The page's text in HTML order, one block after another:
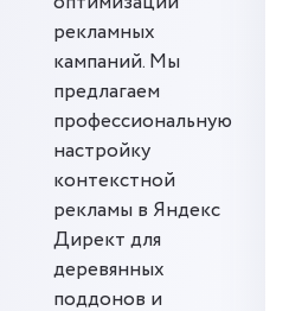
рекламных
кампаний. Мы
предлагаем
профессиональную
настройку
контекстной
рекламы в Яндекс
Директ для
деревянных
поддонов и